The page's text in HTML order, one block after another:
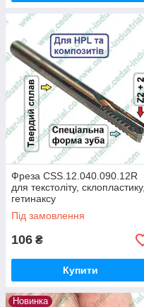
Фреза CSS.12.040.090.12R
для текстоліту, склопластику,
гетинаксу
Під замовлення
106 ₴
Купити
Новинка